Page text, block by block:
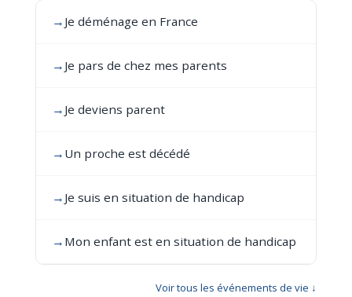
→ Je déménage en France
→ Je pars de chez mes parents
→ Je deviens parent
→ Un proche est décédé
→ Je suis en situation de handicap
→ Mon enfant est en situation de handicap
Voir tous les événements de vie ↓